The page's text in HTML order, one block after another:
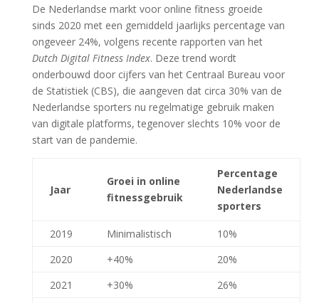
De Nederlandse markt voor online fitness groeide
sinds 2020 met een gemiddeld jaarlijks percentage van
ongeveer 24%, volgens recente rapporten van het
Dutch Digital Fitness Index. Deze trend wordt
onderbouwd door cijfers van het Centraal Bureau voor
de Statistiek (CBS), die aangeven dat circa 30% van de
Nederlandse sporters nu regelmatige gebruik maken
van digitale platforms, tegenover slechts 10% voor de
start van de pandemie.
Jaar
Groei in online
fitnessgebruik
Percentage
Nederlandse
sporters
2019 Minimalistisch
10%
2020
+40%
20%
2021
+30%
26%